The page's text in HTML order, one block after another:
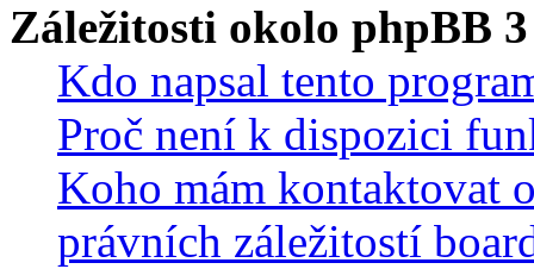
Záležitosti okolo phpBB 3
Kdo napsal tento
Proč není k dispozici
Koho mám kontaktovat
právních záležitostí